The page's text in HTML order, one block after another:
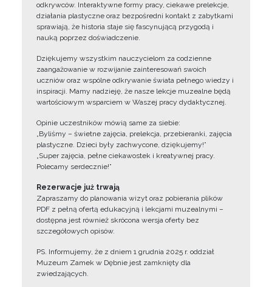
odkrywców. Interaktywne formy pracy, ciekawe prelekcje,
działania plastyczne oraz bezpośredni kontakt z zabytkami
sprawiają, że historia staje się fascynującą przygodą i
nauką poprzez doświadczenie.
Dziękujemy wszystkim nauczycielom za codzienne
zaangażowanie w rozwijanie zainteresowań swoich
uczniów oraz wspólne odkrywanie świata pełnego wiedzy i
inspiracji. Mamy nadzieję, że nasze lekcje muzealne będą
wartościowym wsparciem w Waszej pracy dydaktycznej.
Opinie uczestników mówią same za siebie:
„Byliśmy – świetne zajęcia, prelekcja, przebieranki, zajęcia
plastyczne. Dzieci były zachwycone, dziękujemy!”
„Super zajęcia, pełne ciekawostek i kreatywnej pracy.
Polecamy serdecznie!”
Rezerwacje już trwają
Zapraszamy do planowania wizyt oraz pobierania plików
PDF z pełną ofertą edukacyjną i lekcjami muzealnymi –
dostępna jest również skrócona wersja oferty bez
szczegółowych opisów.
PS. Informujemy, że z dniem 1 grudnia 2025 r. oddział
Muzeum Zamek w Dębnie jest zamknięty dla
zwiedzających.